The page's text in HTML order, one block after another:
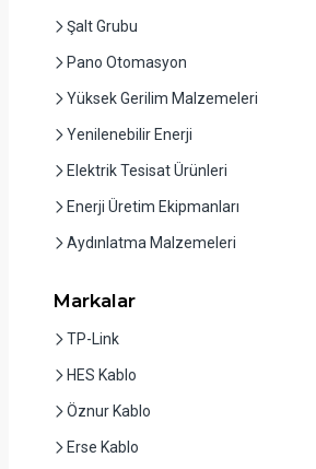
Şalt Grubu
Pano Otomasyon
Yüksek Gerilim Malzemeleri
Yenilenebilir Enerji
Elektrik Tesisat Ürünleri
Enerji Üretim Ekipmanları
Aydınlatma Malzemeleri
Markalar
TP-Link
HES Kablo
Öznur Kablo
Erse Kablo